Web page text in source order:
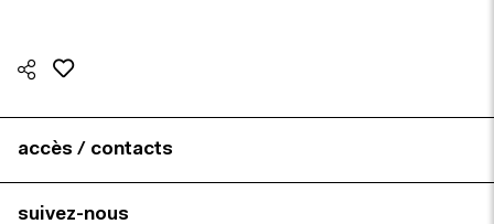
accès / contacts
suivez-nous